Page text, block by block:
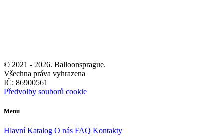
© 2021 - 2026. Balloonsprague.
Všechna práva vyhrazena
IČ: 86900561
Předvolby souborů cookie
Menu
Hlavní Katalog O nás FAQ Kontakty